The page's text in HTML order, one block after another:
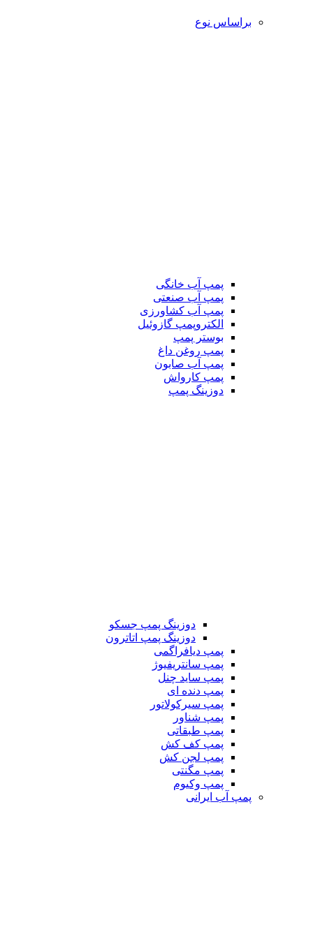
براساس نوع
پمپ آب خانگی
پمپ آب صنعتی
پمپ آب کشاورزی
الکتروپمپ گازوئیل
بوستر پمپ
پمپ روغن داغ
پمپ آب صابون
پمپ کارواش
دوزینگ پمپ
دوزینگ پمپ جسکو
دوزینگ پمپ اتاترون
پمپ دیافراگمی
پمپ سانتریفیوژ
پمپ ساید چنل
پمپ دنده ای
پمپ سیرکولاتور
پمپ شناور
پمپ طبقاتی
پمپ کف کش
پمپ لجن کش
پمپ مگنتی
پمپ وکیوم
پمپ آب ایرانی